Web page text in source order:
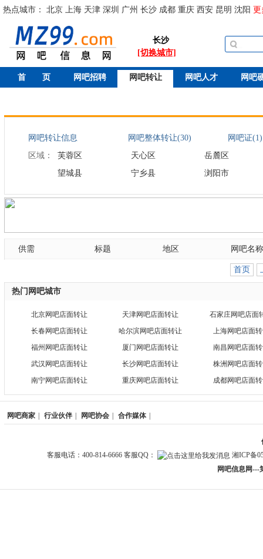
热点城市： 北京 上海 天津 深圳 广州 长沙 成都 重庆 西安 昆明 沈阳 更
长沙
[切换城市]
首 页 网吧招聘 网吧转让 网吧人才 网吧
网吧转让信息 网吧整体转让(30)
网吧证(1)
区域：
芙蓉区 天心区
岳麓区
望城县
宁乡县 浏阳市
供需 标题 地区 网吧名称
首页
热门网吧城市
北京网吧店面转让 天津网吧店面转让
石家庄网吧店面
长春网吧店面转让
哈尔滨网吧店面转让
上海网吧店面
福州网吧店面转让
厦门网吧店面转让
南昌网吧店面
武汉网吧店面转让
长沙网吧店面转让
株洲网吧店面
南宁网吧店面转让
重庆网吧店面转让 成都网吧店面
网吧商家 行业伙伴 网吧协会 合作媒体
客服电话：400-814-6666 客服QQ：
湘ICP备
网吧信息网---